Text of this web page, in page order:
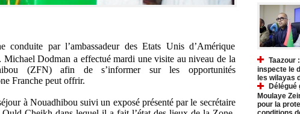
conduite par l’ambassadeur des Etats Unis d’Amérique
Dodman a effectué mardi une visite au niveau de la
(ZFN) afin de s’informer sur les opportunités
Franche peut offrir.
à Nouadhibou suivi un exposé présenté par le secrétaire
Taazour
inspecte le
les wilayas
Délégué
Moulaye
pour la